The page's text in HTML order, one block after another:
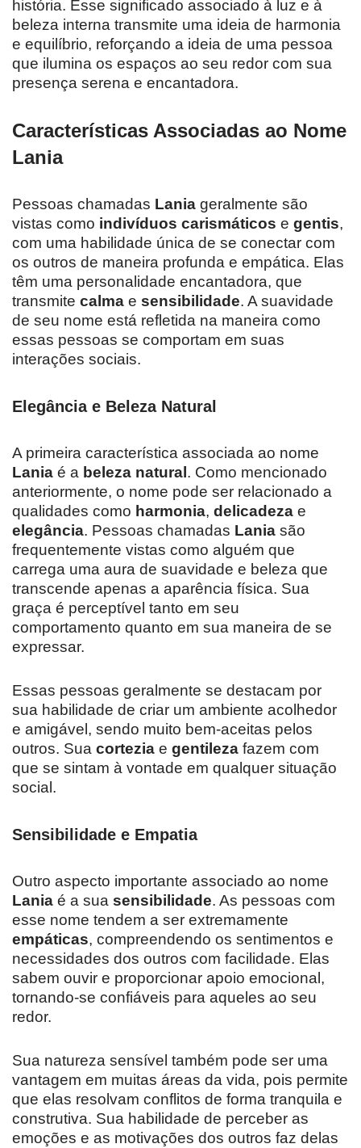
história. Esse significado associado à luz e à
beleza interna transmite uma ideia de harmonia
e equilíbrio, reforçando a ideia de uma pessoa
que ilumina os espaços ao seu redor com sua
presença serena e encantadora.
Características Associadas ao Nome
Lania
Pessoas chamadas Lania geralmente são
vistas como indivíduos carismáticos e gentis,
com uma habilidade única de se conectar com
os outros de maneira profunda e empática. Elas
têm uma personalidade encantadora, que
transmite calma e sensibilidade. A suavidade
de seu nome está refletida na maneira como
essas pessoas se comportam em suas
interações sociais.
Elegância e Beleza Natural
A primeira característica associada ao nome
Lania é a beleza natural . Como mencionado
anteriormente, o nome pode ser relacionado a
qualidades como harmonia, delicadeza e
elegância. Pessoas chamadas Lania são
frequentemente vistas como alguém que
carrega uma aura de suavidade e beleza que
transcende apenas a aparência física. Sua
graça é perceptível tanto em seu
comportamento quanto em sua maneira de se
expressar.
Essas pessoas geralmente se destacam por
sua habilidade de criar um ambiente acolhedor
e amigável, sendo muito bem-aceitas pelos
outros. Sua cortezia e gentileza fazem com
que se sintam à vontade em qualquer situação
social.
Sensibilidade e Empatia
Outro aspecto importante associado ao nome
Lania é a sua sensibilidade. As pessoas com
esse nome tendem a ser extremamente
empáticas, compreendendo os sentimentos e
necessidades dos outros com facilidade. Elas
sabem ouvir e proporcionar apoio emocional,
tornando-se confiáveis para aqueles ao seu
redor.
Sua natureza sensível também pode ser uma
vantagem em muitas áreas da vida, pois permite
que elas resolvam conflitos de forma tranquila e
construtiva. Sua habilidade de perceber as
emoções e as motivações dos outros faz delas